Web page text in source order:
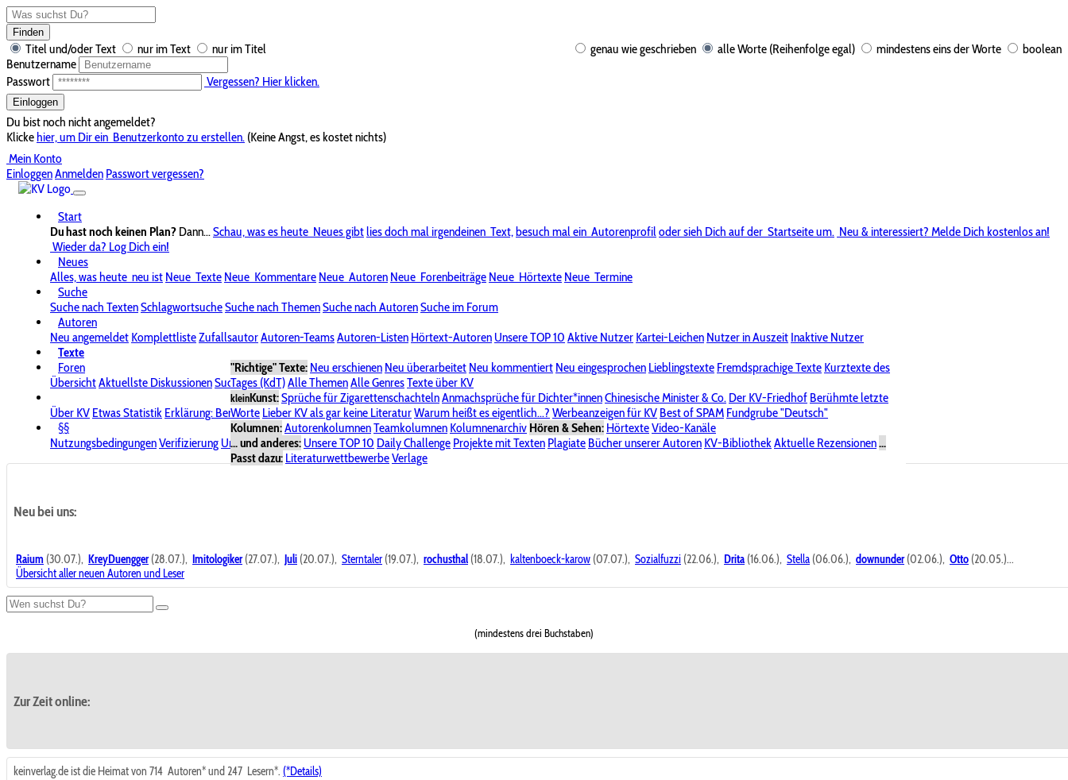
Finden
genau wie geschrieben alle Worte (Reihenfolge egal) mindestens eins der Worte boolean
Titel und/oder Text nur im Text
nur im Titel
Benutzername
Passwort
Vergessen? Hier klicken.
Einloggen
Du bist noch nicht angemeldet?
Klickehier, um Dir ein Benutzerkonto zu erstellen. (Keine Angst, es kostet nichts)
Mein Konto
EinloggenAnmelden Passwort vergessen?
Start
Du hast noch keinen Plan? Dann...Schau, was es heute Neues gibtlies doch mal irgendeinen Text,besuch mal ein Autorenprofiloder sieh Dich auf der Startseite um. Neu & interessiert? Melde Dich kostenlos an!
Wieder da? Log Dich ein!
Neues
Alles, was heute neu ist Neue Texte Neue Kommentare Neue Autoren Neue Forenbeiträge Neue Hörtexte Neue Termine
Suche
Suche nach TextenSchlagwortsucheSuche nach ThemenSuche nach AutorenSuche im Forum
Autoren
Neu angemeldet KomplettlisteZufallsautorAutoren-TeamsAutoren-Listen Hörtext-Autoren Unsere TOP 10 Aktive Nutzer Kartei-Leichen Nutzer in Auszeit Inaktive Nutzer
Texte
"Richtige" Texte: Neu erschienen Neu überarbeitet Neu kommentiert Neu eingesprochen Lieblingstexte Fremdsprachige Texte Kurztexte des
Tages (KdT)Alle ThemenAlle GenresTexte über KV
kleinKunst:Sprüche für ZigarettenschachtelnAnmachsprüche für Dichter*innenChinesische Minister & Co. Der KV-Friedhof Berühmte letzte
Worte Lieber KV als gar keine LiteraturWarum heißt es eigentlich...? Werbeanzeigen für KV Best of SPAM Fundgrube "Deutsch"
Kolumnen:AutorenkolumnenTeamkolumnen Kolumnenarchiv Hören & Sehen: HörtexteVideo-Kanäle
... und anderes: Unsere TOP 10 Daily Challenge Projekte mit Texten Plagiate Bücher unserer Autoren KV-BibliothekAktuelle Rezensionen...
Passt dazu: LiteraturwettbewerbeVerlage
Foren
ÜbersichtAktuellste DiskussionenSuche im ForumBereich "KV-Board"Bereich "Literatur & Schreiberei"
Über KV Etwas Statistik Erklärung: BenutzersymboleSpende für KV Unsere SpenderlisteAlle Wege führen zu KVPasswort vergessen?
§§
NutzungsbedingungenVerifizierung UrheberrechtAvatare & BilderStalkingDatenschutzerklärungImpressum
Neu bei uns:
Raium (30.07.), KreyDuengger(28.07.), Imitologiker(27.07.), Juli (20.07.), Sterntaler (19.07.), rochusthal (18.07.), kaltenboeck-karow (07.07.), Sozialfuzzi (22.06.), Drita (16.06.), Stella (06.06.), downunder(02.06.), Otto (20.05.)...
Übersicht aller neuen Autoren und Leser
(mindestens drei Buchstaben)
Zur Zeit online:
keinverlag.de ist die Heimat von 714 Autoren* und 247 Lesern*. (*Details)